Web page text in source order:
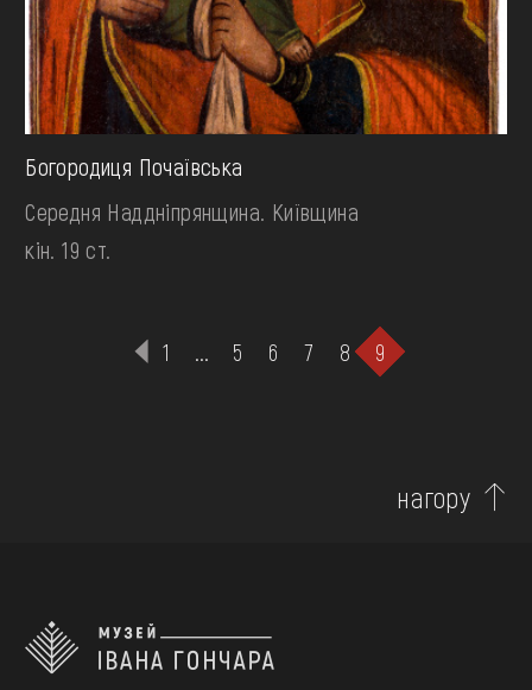
Богородиця Почаївська
Середня Наддніпрянщина. Київщина
кін. 19 ст.
1 5 6 7 8 9
нагору